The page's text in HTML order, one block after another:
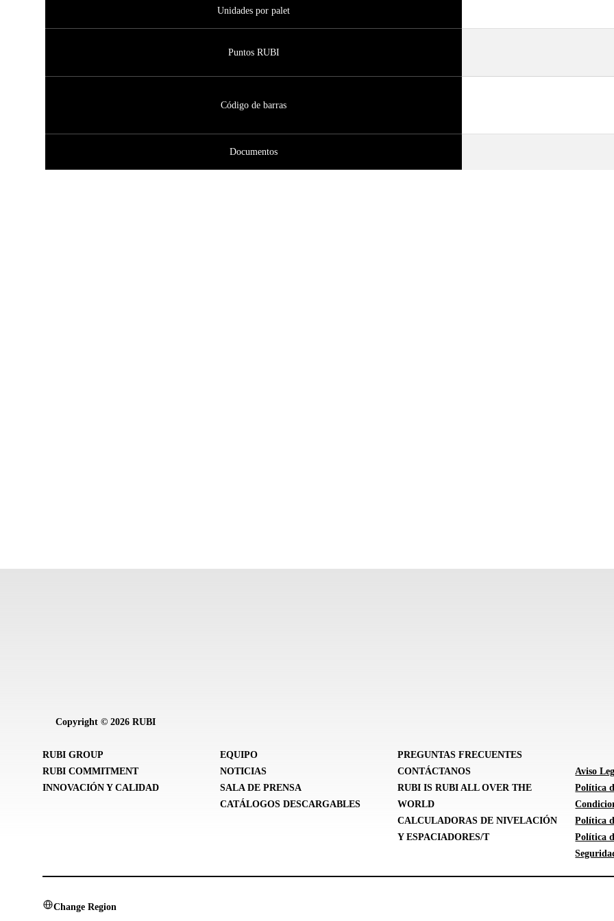
Unidades por palet
Puntos RUBI
Código de barras
Documentos
Copyright © 2026 RUBI
RUBI GROUP
RUBI COMMITMENT
INNOVACIÓN Y CALIDAD
EQUIPO
NOTICIAS
SALA DE PRENSA
CATÁLOGOS DESCARGABLES
PREGUNTAS FRECUENTES
CONTÁCTANOS
RUBI IS RUBI ALL OVER THE
WORLD
CALCULADORAS DE NIVELACIÓN
Y ESPACIADORES/T
Aviso
Política
Política
Política
Change Region